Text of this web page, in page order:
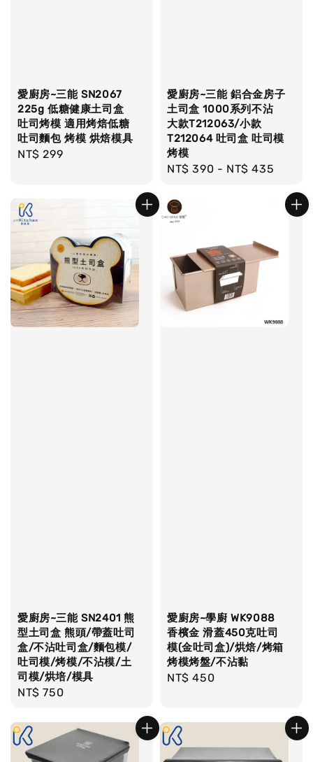
愛廚房~三能 SN2067
225g 低糖健康土司盒
吐司烤模 適用烤焙低糖
吐司麵包 烤模 烘焙模具
Regular
NT$ 299
愛廚房~三能 鋁合金房子
土司盒 1000系列不沾
大款T212063/小款
T212064 吐司盒 吐司模
烤模
Regular
NT$ 390 - NT$ 435
愛廚房~三能 SN2401 熊
型土司盒 熊頭/帶蓋吐司
盒/不沾吐司盒/麵包模/
吐司模/烤模/不沾模/土
司模/烘培/模具
Regular
NT$ 750
愛廚房~學廚 WK9088
香檳金 滑蓋450克吐司
模(金吐司盒)/烘焙/烤箱
烤模烤盤/不沾黏
Regular
NT$ 450